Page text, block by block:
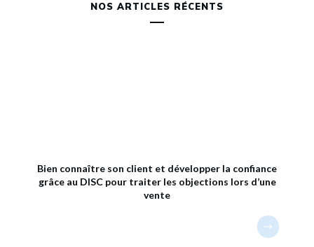
NOS ARTICLES RÉCENTS
Bien connaître son client et développer la confiance
grâce au DISC pour traiter les objections lors d’une
vente